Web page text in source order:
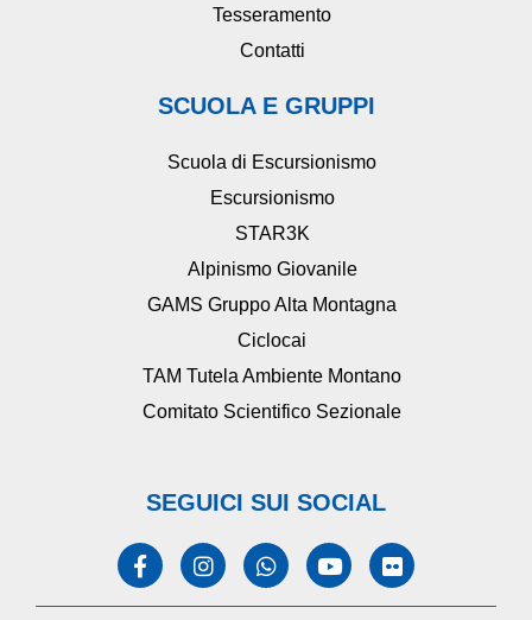
Tesseramento
Contatti
SCUOLA E GRUPPI
Scuola di Escursionismo
Escursionismo
STAR3K
Alpinismo Giovanile
GAMS Gruppo Alta Montagna
Ciclocai
TAM Tutela Ambiente Montano
Comitato Scientifico Sezionale
SEGUICI SUI SOCIAL